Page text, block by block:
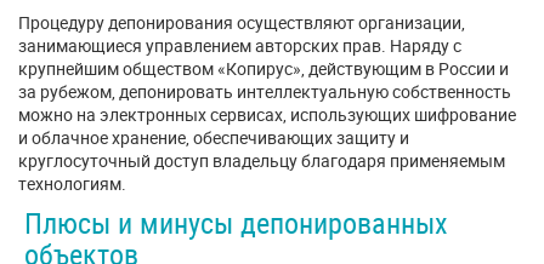
Процедуру депонирования осуществляют организации,
занимающиеся управлением авторских прав. Наряду с
крупнейшим обществом «Копирус», действующим в России и
за рубежом, депонировать интеллектуальную собственность
можно на электронных сервисах, использующих шифрование
и облачное хранение, обеспечивающих защиту и
круглосуточный доступ владельцу благодаря применяемым
технологиям.
Плюсы и минусы депонированных
объектов